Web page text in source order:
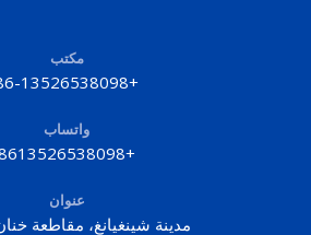
مكتب
+86-13526538098
واتساب
+8613526538098
عنوان
مدينة شينغيانغ، مقاطعة